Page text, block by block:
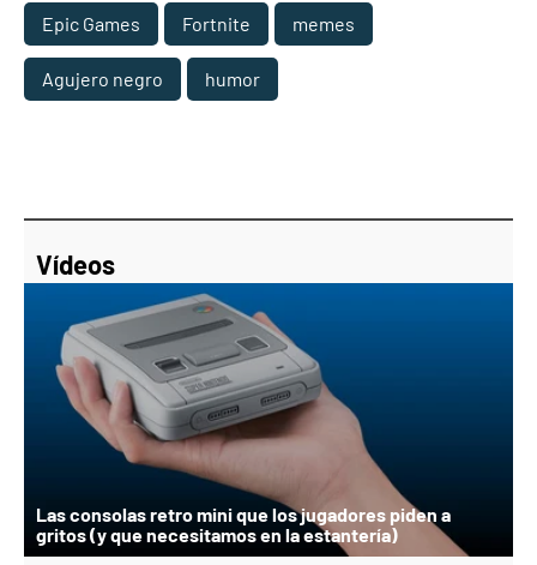
Epic Games Fortnite memes
Agujero negro humor
Vídeos
Las consolas retro mini que los jugadores piden a
gritos (y que necesitamos en la estantería)